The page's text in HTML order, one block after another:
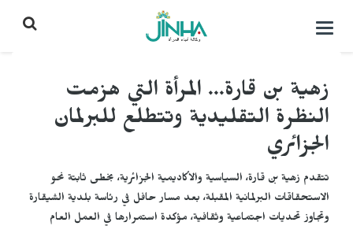
التحكم
زهية بن قارة... المرأة التي هزمت
النظرة التقليدية وتتطلع للبرلمان
الجزائري
تتقدم زهية بن قارة، السياسية والأكاديمية الجزائرية، بخطى ثابتة نحو
الاستحقاقات البرلمانية المقبلة، بعد مسار حافل في رئاسة بلدية الشيقارة
وتجاوز تحديات اجتماعية وثقافية، مؤكدة استمرارها في العمل العام